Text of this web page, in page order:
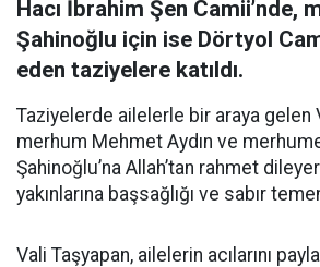
Hacı İbrahim Şen Camii’nde,
Şahinoğlu için ise Dörtyol
eden taziyelere katıldı.
Taziyelerde ailelerle bir araya gelen
merhum Mehmet Aydın ve
Şahinoğlu’na Allah’tan rahmet
yakınlarına başsağlığı ve sabır
Vali Taşyapan, ailelerin acılarını